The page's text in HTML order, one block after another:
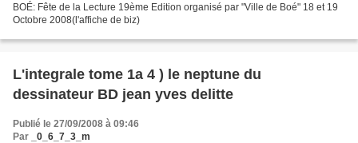
BOÉ: Fête de la Lecture 19ème Edition organisé par "Ville de Boé" 18 et 19
Octobre 2008(l'affiche de biz)
L'integrale tome 1a 4 ) le neptune du
dessinateur BD jean yves delitte
Publié le 27/09/2008 à 09:46
Par
_0_6_7_3_m